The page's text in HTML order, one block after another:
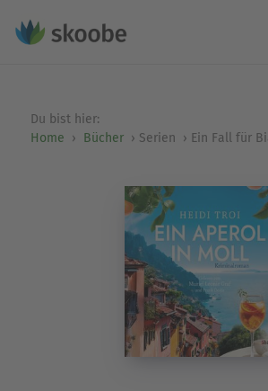
Du bist hier:
Home
Bücher Serien Ein Fall für